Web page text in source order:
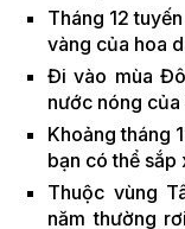
Tháng 12
vàng của hoa
Đi vào mùa
nước nóng
Khoảng tháng
bạn có thể sắp
Thuộc vùng
năm thường